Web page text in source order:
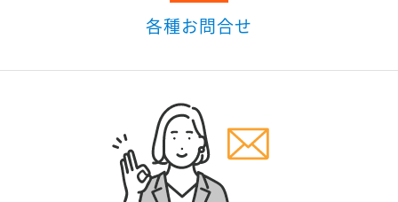
各種お問合せ